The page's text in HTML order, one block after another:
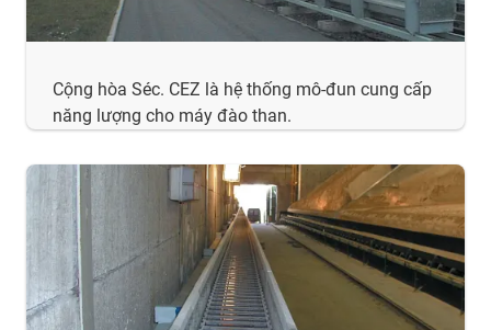
Cộng hòa Séc. CEZ là hệ thống mô-đun cung cấp
năng lượng cho máy đào than.